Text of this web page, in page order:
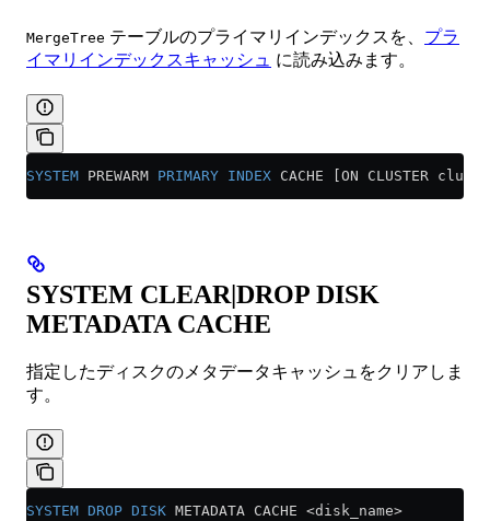
MergeTree テーブルのプライマリインデックスを、 プラ
イマリインデックスキャッシュ に読み込みます。
SYSTEM PREWARM PRIMARY INDEX CACHE [ON CLUSTER
SYSTEM CLEAR|DROP DISK
METADATA CACHE
指定したディスクのメタデータキャッシュをクリアしま
す。
SYSTEM DROP DISK METADATA CACHE <disk_name>